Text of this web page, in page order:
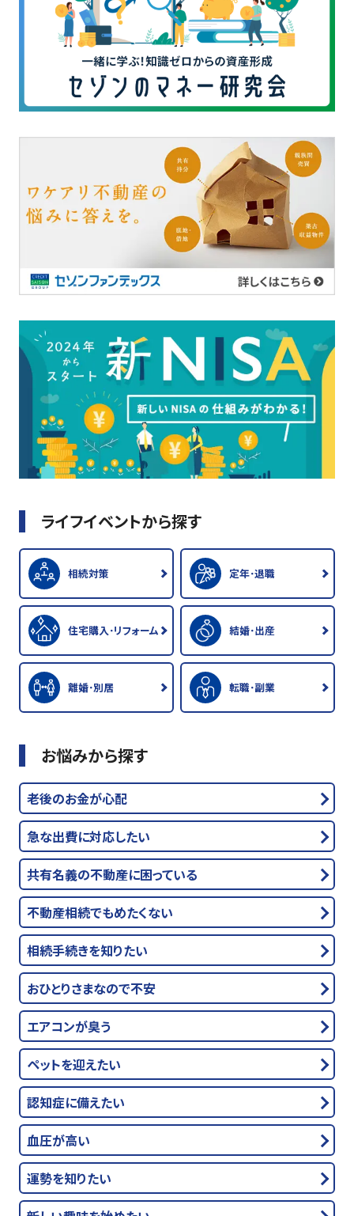
ライフイベントから探す
相続対策 定年･退職
住宅購入･リフォーム 結婚･出産
離婚･別居 転職･副業
お悩みから探す
老後のお金が心配
急な出費に対応したい
共有名義の不動産に困っている
不動産相続でもめたくない
相続手続きを知りたい
おひとりさまなので不安
エアコンが臭う
ペットを迎えたい
認知症に備えたい
血圧が高い
運勢を知りたい